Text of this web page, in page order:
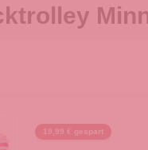
19,99 € gespart